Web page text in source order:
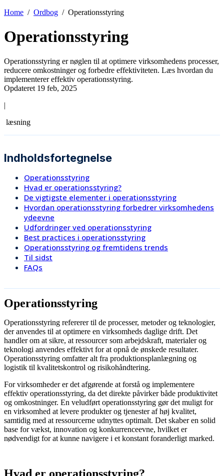
Home / Ordbog / Operationsstyring
Operationsstyring
Operationsstyring er nøglen til at optimere virksomhedens processer,
reducere omkostninger og forbedre effektiviteten. Læs hvordan du
implementerer effektiv operationsstyring.
Opdateret 19 feb, 2025
|
læsning
Indholdsfortegnelse
Operationsstyring
Hvad er operationsstyring?
De vigtigste elementer i operationsstyring
Hvordan operationsstyring forbedrer virksomhedens
ydeevne
Udfordringer ved operationsstyring
Best practices i operationsstyring
Operationsstyring og fremtidens trends
Til sidst
FAQs
Operationsstyring
Operationsstyring refererer til de processer, metoder og teknologier,
der anvendes til at optimere en virksomheds daglige drift. Det
handler om at sikre, at ressourcer som arbejdskraft, materialer og
teknologi anvendes effektivt for at opnå de ønskede resultater.
Operationsstyring omfatter alt fra produktionsplanlægning og
logistik til kvalitetskontrol og risikohåndtering.
For virksomheder er det afgørende at forstå og implementere
effektiv operationsstyring, da det direkte påvirker både produktivitet
og omkostninger. En veludført operationsstyring gør det muligt for
en virksomhed at levere produkter og tjenester af høj kvalitet,
samtidig med at ressourcerne udnyttes optimalt. Det skaber en solid
base for vækst, innovation og konkurrenceevne, hvilket er
nødvendigt for at kunne navigere i et konstant foranderligt marked.